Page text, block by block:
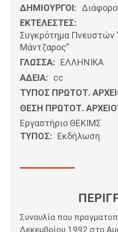
ΔΗΜΙΟΥΡΓΟΙ:
ΕΚΤΕΛΕΣΤΕΣ:
Συγκρότημα Πνευστών
Μάντζαρος”
ΓΛΩΣΣΑ: ΕΛΛΗΝΙΚΆ
ΑΔΕΙΑ: cc
ΤΥΠΟΣ ΠΡΩΤΟΤ.
ΘΕΣΗ ΠΡΩΤΟΤ.
Εργαστήριο ΘΕΚΙΜΣ
ΤΥΠΟΣ: Εκδήλωση
Συναυλία που
Δεκεμβρίου 1992 στο